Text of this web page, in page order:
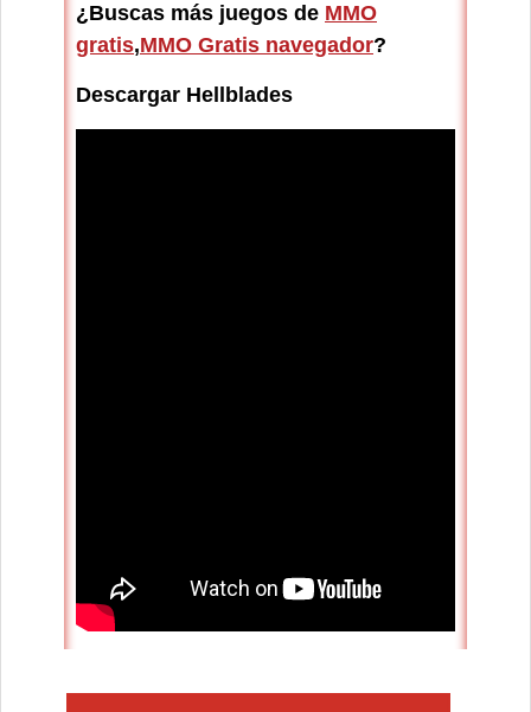
¿Buscas más juegos de MMO
gratis,MMO Gratis navegador?
Descargar Hellblades